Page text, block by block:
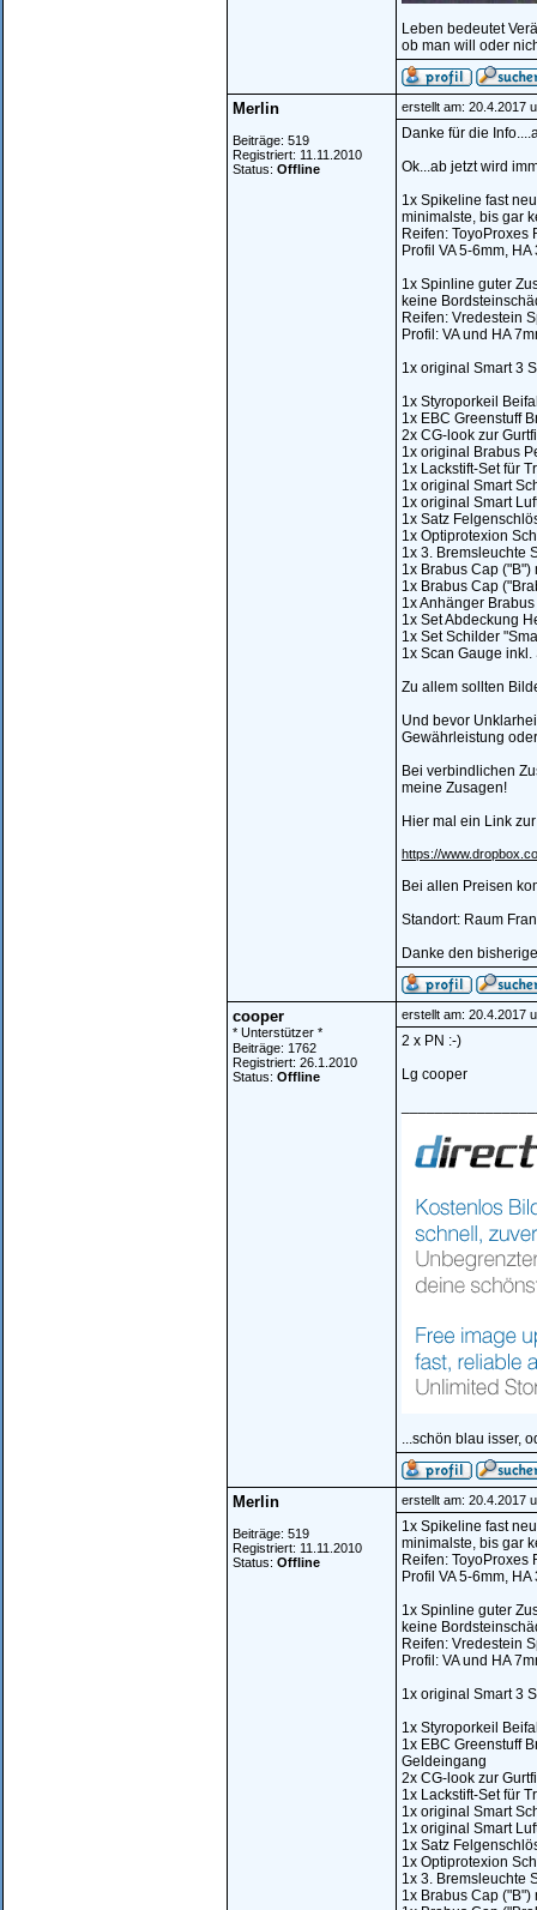
Leben bedeutet
ob man will oder
Merlin
Beiträge: 519
Registriert: 11.11.2010
Status: Offline
erstellt am: 20.4.2017
Danke für die
Ok...ab jetzt wird
1x Spikeline fast
minimalste, bis gar
Reifen: ToyoProxes
Profil VA 5-6mm, HA
1x Spinline guter
keine
Reifen: Vredestein
Profil: VA und HA
1x original Smart 3
1x Styroporkeil
1x EBC Greenstuff
2x CG-look zur
1x original Brabus
1x Lackstift-Set für
1x original Smart
1x original Smart
1x Satz
1x Optiprotexion
1x 3. Bremsleuchte
1x Brabus Cap ("B")
1x Brabus Cap
1x Anhänger
1x Set Abdeckung
1x Set Schilder
1x Scan Gauge
Zu allem sollten
Und bevor
Gewährleistung
Bei verbindlichen
meine Zusagen!
Hier mal ein Link
https://
Bei allen Preisen
Standort: Raum
Danke den
cooper
* Unterstützer *
Beiträge: 1762
Registriert: 26.1.2010
Status: Offline
erstellt am: 20.4.2017
2 x PN :-)
Lg cooper
...schön blau isser,
Merlin
Beiträge: 519
Registriert: 11.11.2010
Status: Offline
erstellt am: 20.4.2017
1x Spikeline fast
minimalste, bis gar
Reifen: ToyoProxes
Profil VA 5-6mm, HA
1x Spinline guter
keine
Reifen: Vredestein
Profil: VA und HA
1x original Smart 3
1x Styroporkeil
1x EBC Greenstuff
Geldeingang
2x CG-look zur
1x Lackstift-Set für
1x original Smart
1x original Smart
1x Satz
1x Optiprotexion
1x 3. Bremsleuchte
1x Brabus Cap ("B")